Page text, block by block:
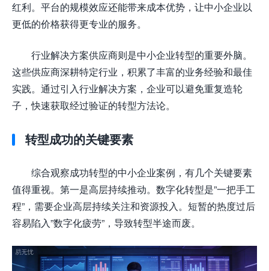
红利。平台的规模效应还能带来成本优势，让中小企业以
更低的价格获得更专业的服务。
行业解决方案供应商则是中小企业转型的重要外脑。
这些供应商深耕特定行业，积累了丰富的业务经验和最佳
实践。通过引入行业解决方案，企业可以避免重复造轮
子，快速获取经过验证的转型方法论。
转型成功的关键要素
综合观察成功转型的中小企业案例，有几个关键要素
值得重视。第一是高层持续推动。数字化转型是”一把手工
程”，需要企业高层持续关注和资源投入。短暂的热度过后
容易陷入”数字化疲劳”，导致转型半途而废。